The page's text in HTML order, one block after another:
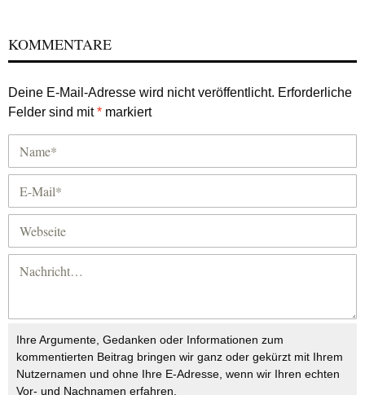
KOMMENTARE
Deine E-Mail-Adresse wird nicht veröffentlicht. Erforderliche
Felder sind mit* markiert
Ihre Argumente, Gedanken oder Informationen zum
kommentierten Beitrag bringen wir ganz oder gekürzt mit Ihrem
Nutzernamen und ohne Ihre E-Adresse, wenn wir Ihren echten
Vor- und Nachnamen erfahren.